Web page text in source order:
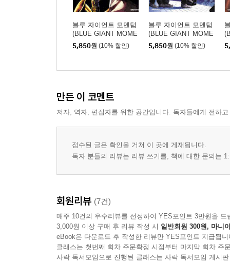
블루 자이언트 모멘텀
(BLUE GIANT MOME
NTUM) 6
5,850원 (10% 할인)
블루 자이언트 모멘텀
(BLUE GIANT MOME
NTUM) 4
5,850원 (10% 할인)
만든 이 코멘트
저자, 역자, 편집자를 위한 공간입니다. 독자들에게 전하
접수된 글은 확인을 거쳐 이 곳에 게재됩니다.
독자 분들의 리뷰는 리뷰 쓰기를, 책에 대한 문의는
회원리뷰 (7건)
매주 10건의 우수리뷰를 선정하여 YES포인트 3만원을 드
3,000원 이상 구매 후 리뷰 작성 시 일반회원 300원, 마니
eBook은 다운로드 후 작성한 리뷰만 YES포인트 지급됩니
클래스는 첫번째 회차 주문확정 시점부터 마지막 회차 주
사락 독서모임으로 진행된 클래스는 사락 독서모임 게시